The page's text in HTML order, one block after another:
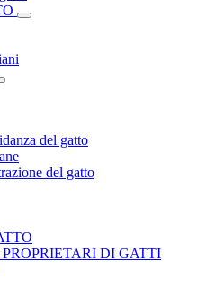
del gatto
del gatto
DI GATTI